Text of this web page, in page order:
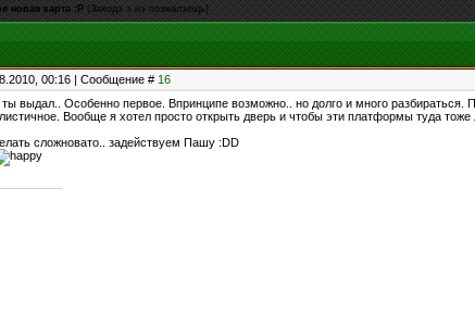
новая карта :P (Заходэ э нэ позжалэещь)
00:16 | Сообщение # 16
ты выдал.. Особенно первое. Впринципе возможно.. но долго и много разбираться.
Вообще я хотел просто открыть дверь и чтобы эти платформы туда тоже
сложновато.. задействуем Пашу :DD